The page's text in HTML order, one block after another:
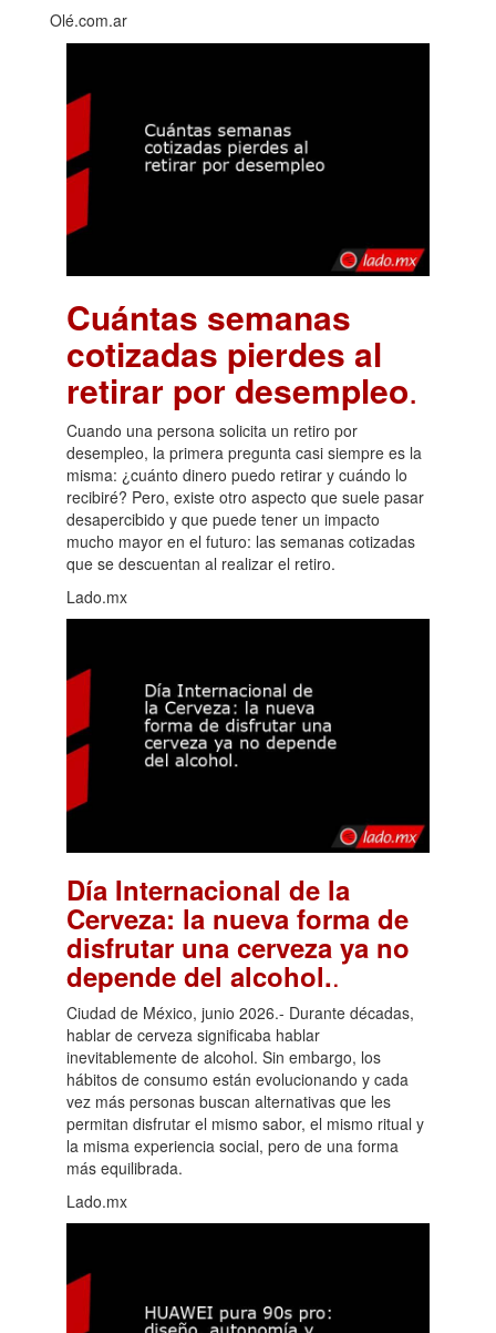
Olé.com.ar
Cuántas semanas
cotizadas pierdes al
retirar por desempleo.
Cuando una persona solicita un retiro por
desempleo, la primera pregunta casi siempre es la
misma: ¿cuánto dinero puedo retirar y cuándo lo
recibiré? Pero, existe otro aspecto que suele pasar
desapercibido y que puede tener un impacto
mucho mayor en el futuro: las semanas cotizadas
que se descuentan al realizar el retiro.
Lado.mx
Día Internacional de la
Cerveza: la nueva forma de
disfrutar una cerveza ya no
depende del alcohol..
Ciudad de México, junio 2026.- Durante décadas,
hablar de cerveza significaba hablar
inevitablemente de alcohol. Sin embargo, los
hábitos de consumo están evolucionando y cada
vez más personas buscan alternativas que les
permitan disfrutar el mismo sabor, el mismo ritual y
la misma experiencia social, pero de una forma
más equilibrada.
Lado.mx